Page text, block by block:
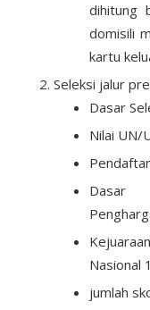
dihitung
domisili
kartu
Seleksi jalur
Dasar
Nilai UN/
Dasar
Nasional
jumlah